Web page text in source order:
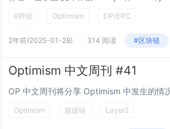
#跨链 Optimism EIP/ERC
2年前(2025-01-28) 314 阅读 #区块链
Optimism 中文周刊 #41
Optimism 超级链 Layer2